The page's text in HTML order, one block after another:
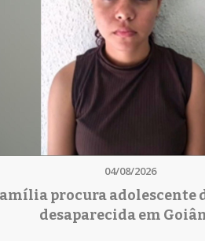
04/08/2026
procura adolescente
desaparecida em